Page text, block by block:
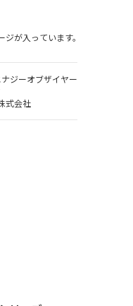
が入っています。
ジーオブザイヤー
式会社